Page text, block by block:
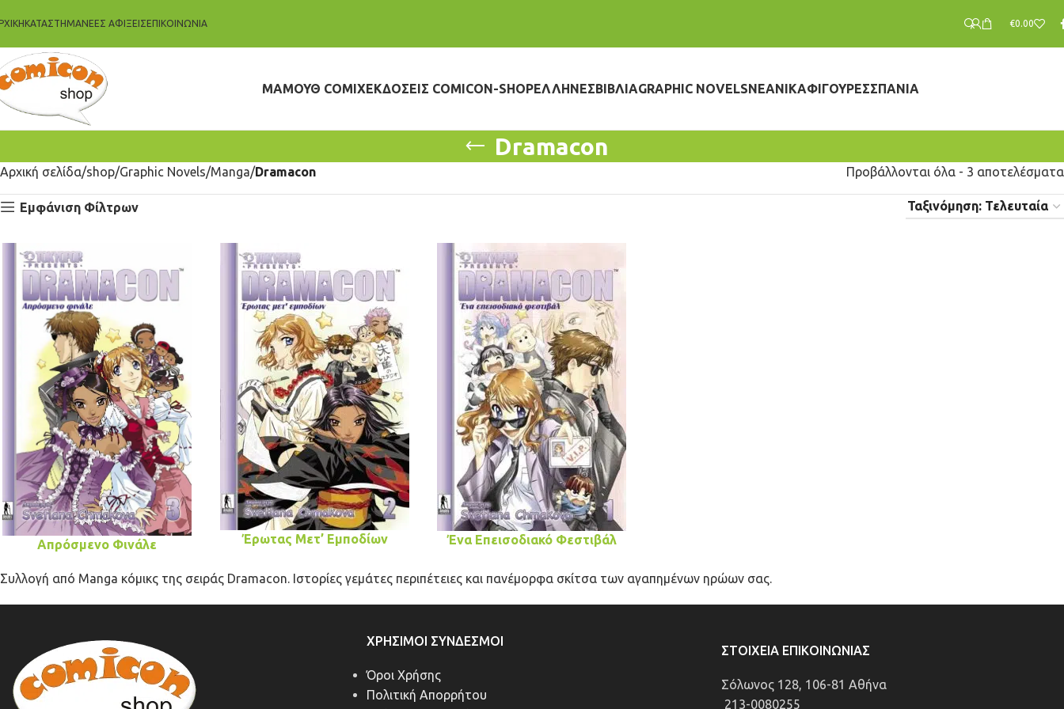
ΚΑΤΆΣΤΗΜΑΝΈΕΣ ΑΦΊΞΕΙΣΕΠΙΚΟΙΝΩΝΊΑ €0.00
ΜΑΜΟΥΘ COMIXΕΚΔΌΣΕΙΣ COMICON-SHOPΈΛΛΗΝΕΣΒΙΒΛΊΑGRAPHIC NOVELSΝΕΑΝΙΚΆΦΙΓΟΎΡΕΣΣΠΆΝΙΑ
Dramacon
Αρχική σελίδα shop Graphic Novels Manga Dramacon Προβάλλονται όλα - 3 αποτελέσματα
Εμφάνιση Φίλτρων
Απρόσμενο Φινάλε Έρωτας Μετ’ Εμποδίων Ένα Επεισοδιακό Φεστιβάλ
Συλλογή από Manga κόμικς της σειράς Dramacon. Ιστορίες γεμάτες περιπέτειες και πανέμορφα σκίτσα των αγαπημένων ηρώων σας.
ΧΡΉΣΙΜΟΙ ΣΎΝΔΕΣΜΟΙ
Όροι Χρήσης
Πολιτική Απορρήτου
ΣΤΟΙΧΕΊΑ ΕΠΙΚΟΙΝΩΝΊΑΣ
Σόλωνος 128, 106-81 Αθήνα
213-0080255